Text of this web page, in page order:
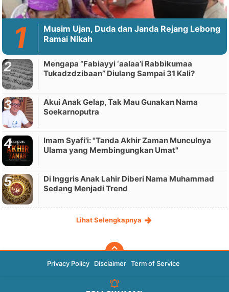
Musim Ujan, Duda dan Janda Rejang Lebong
Ramai Nikah
Mengapa “Fabiayyi ‘aalaa’i Rabbikumaa
Tukadzdzibaan” Diulang Sampai 31 Kali?
Akui Anak Gelap, Tak Mau Gunakan Nama
Soekarnoputra
Imam Syafi'i: "Tanda Akhir Zaman Munculnya
Ulama yang Membingungkan Umat"
Di Inggris Anak Lahir Diberi Nama Muhammad
Sedang Menjadi Trend
Lihat Selengkapnya
Privacy Policy Disclaimer Term of Service